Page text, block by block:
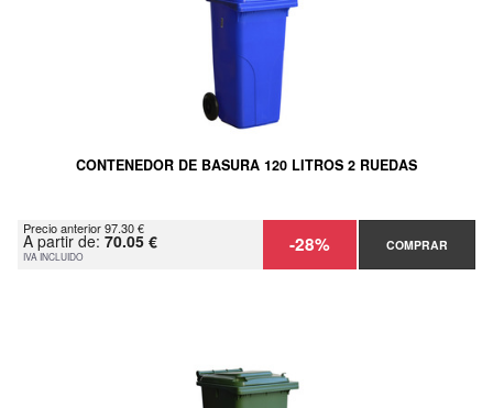
CONTENEDOR DE BASURA 120 LITROS 2 RUEDAS
Precio anterior 97.30 €
A partir de: 70.05 €
IVA INCLUIDO -28% COMPRAR